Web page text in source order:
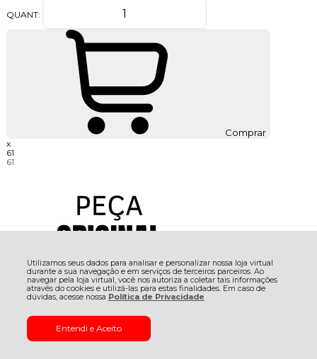
Utilizamos seus dados para analisar e personalizar nossa loja virtual
durante a sua navegação e em serviços de terceiros parceiros. Ao
navegar pela loja virtual, você nos autoriza a coletar tais informações
através do cookies e utilizá-las para estas finalidades. Em caso de
dúvidas, acesse nossa Política de Privacidade
Entendi e Aceito
QUANT:
Comprar
x
61
61